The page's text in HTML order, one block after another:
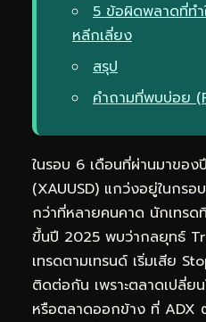
5 ข้อผิดพลาดที่ท
หลีกเลี่ยง
สรุป
คำถามที่พบบ่อย
ในรอบ 6 เดือนที่ผ่านมาขอ
(XAUUSD) แกว่งอยู่ในกรอ
กว่าที่หลายคนคาด นักเทรด
ขึ้นปี 2025 พบว่ากลยุทธ์
เทรดตามเทรนด์ เริ่มเสีย
ติดต่อกัน เพราะตลาดเปลี่ย
หรือตลาดออกข้าง ที่ ADX